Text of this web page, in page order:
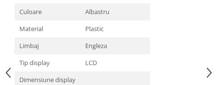
Culoare
Albastru
Material
Plastic
Limbaj
Engleza
Tip display
LCD
Dimensiune display